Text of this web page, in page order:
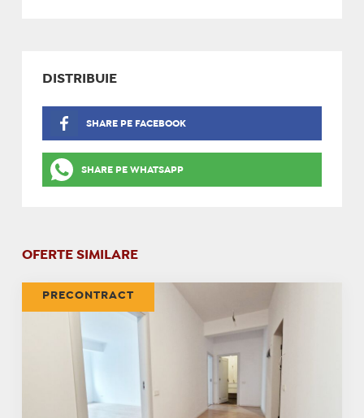
DISTRIBUIE
SHARE PE FACEBOOK
SHARE PE WHATSAPP
OFERTE SIMILARE
PRECONTRACT